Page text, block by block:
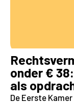
onder €
als
De Eerste